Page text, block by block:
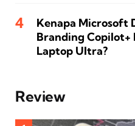
Kenapa Microsoft
Branding
Laptop Ultra?
Review